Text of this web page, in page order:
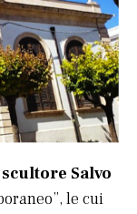
scultore Salvo
le cui